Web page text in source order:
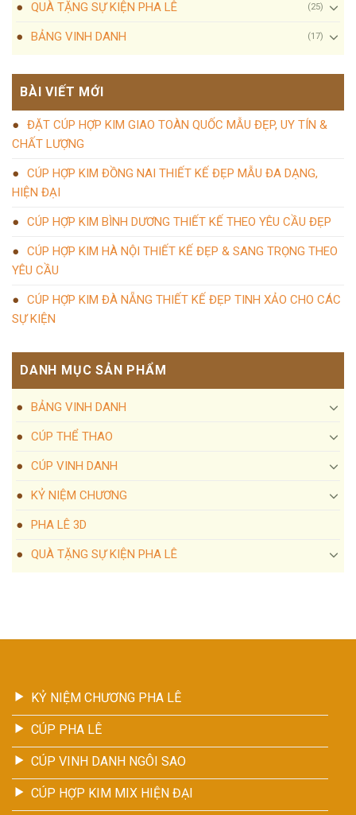
QUÀ TẶNG SỰ KIỆN PHA LÊ (25)
BẢNG VINH DANH (17)
BÀI VIẾT MỚI
ĐẶT CÚP HỢP KIM GIAO TOÀN QUỐC MẪU ĐẸP, UY TÍN &
CHẤT LƯỢNG
CÚP HỢP KIM ĐỒNG NAI THIẾT KẾ ĐẸP MẪU ĐA DẠNG,
HIỆN ĐẠI
CÚP HỢP KIM BÌNH DƯƠNG THIẾT KẾ THEO YÊU CẦU ĐẸP
CÚP HỢP KIM HÀ NỘI THIẾT KẾ ĐẸP & SANG TRỌNG THEO
YÊU CẦU
CÚP HỢP KIM ĐÀ NẴNG THIẾT KẾ ĐẸP TINH XẢO CHO CÁC
SỰ KIỆN
DANH MỤC SẢN PHẨM
BẢNG VINH DANH
CÚP THỂ THAO
CÚP VINH DANH
KỶ NIỆM CHƯƠNG
PHA LÊ 3D
QUÀ TẶNG SỰ KIỆN PHA LÊ
KỶ NIỆM CHƯƠNG PHA LÊ
CÚP PHA LÊ
CÚP VINH DANH NGÔI SAO
CÚP HỢP KIM MIX HIỆN ĐẠI